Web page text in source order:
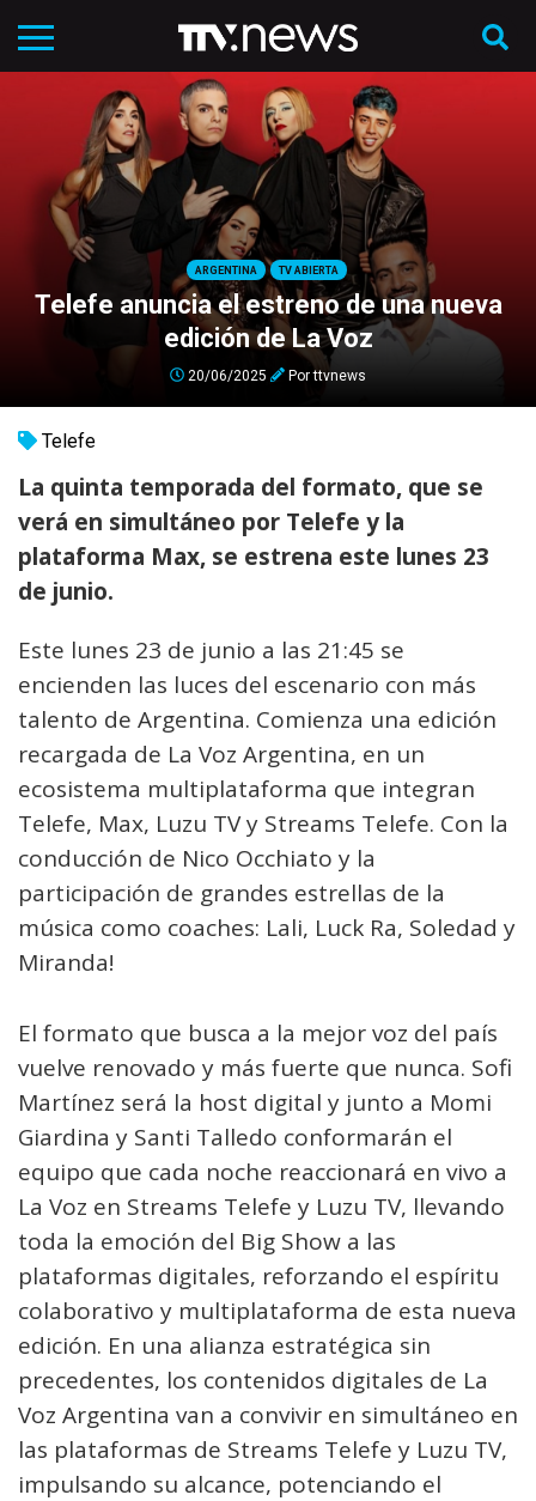
ARGENTINA TV ABIERTA
Telefe anuncia el estreno de una nueva
edición de La Voz
20/06/2025 Porttvnews
Telefe
La quinta temporada del formato, que se
verá en simultáneo por Telefe y la
plataforma Max, se estrena este lunes 23
de junio.
Este lunes 23 de junio a las 21:45 se
encienden las luces del escenario con más
talento de Argentina. Comienza una edición
recargada de La Voz Argentina, en un
ecosistema multiplataforma que integran
Telefe, Max, Luzu TV y Streams Telefe. Con la
conducción de Nico Occhiato y la
participación de grandes estrellas de la
música como coaches: Lali, Luck Ra, Soledad y
Miranda!
El formato que busca a la mejor voz del país
vuelve renovado y más fuerte que nunca. Sofi
Martínez será la host digital y junto a Momi
Giardina y Santi Talledo conformarán el
equipo que cada noche reaccionará en vivo a
La Voz en Streams Telefe y Luzu TV, llevando
toda la emoción del Big Show a las
plataformas digitales, reforzando el espíritu
colaborativo y multiplataforma de esta nueva
edición. En una alianza estratégica sin
precedentes, los contenidos digitales de La
Voz Argentina van a convivir en simultáneo en
las plataformas de Streams Telefe y Luzu TV,
impulsando su alcance, potenciando el